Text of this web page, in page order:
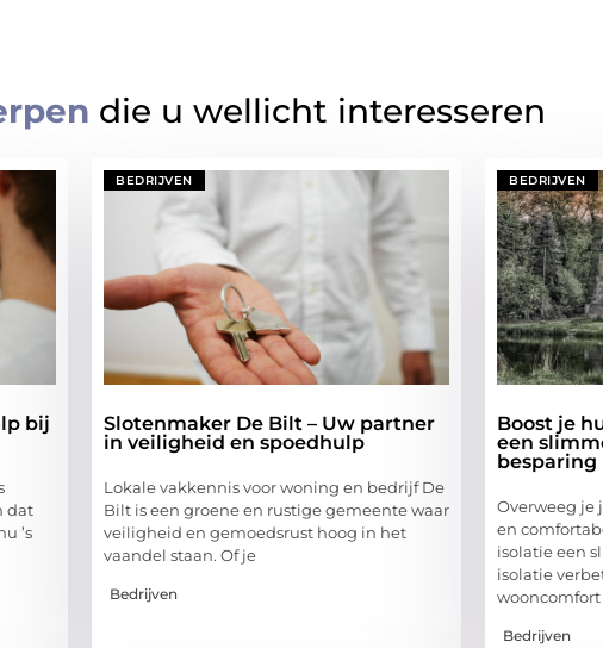
die u wellicht interesseren
bij
dat
’s
BEDRIJVEN
Slotenmaker De Bilt – Uw partner
in veiligheid en spoedhulp
Lokale vakkennis voor woning en bedrijf De
Bilt is een groene en rustige gemeente waar
veiligheid en gemoedsrust hoog in het
vaandel staan. Of je
Bedrijven
BEDRIJVEN
Boost je
een
besparing
Overweeg je
en
isolatie een
isolatie
wooncomfort
Bedrijven